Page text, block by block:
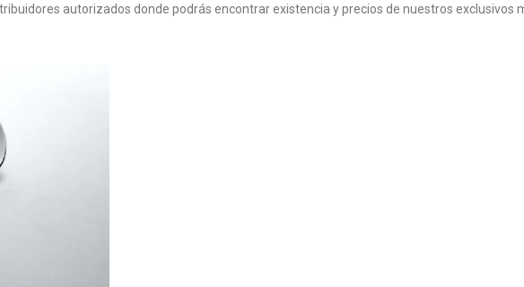
autorizados donde podrás encontrar existencia y precios de nuestros exclusivos